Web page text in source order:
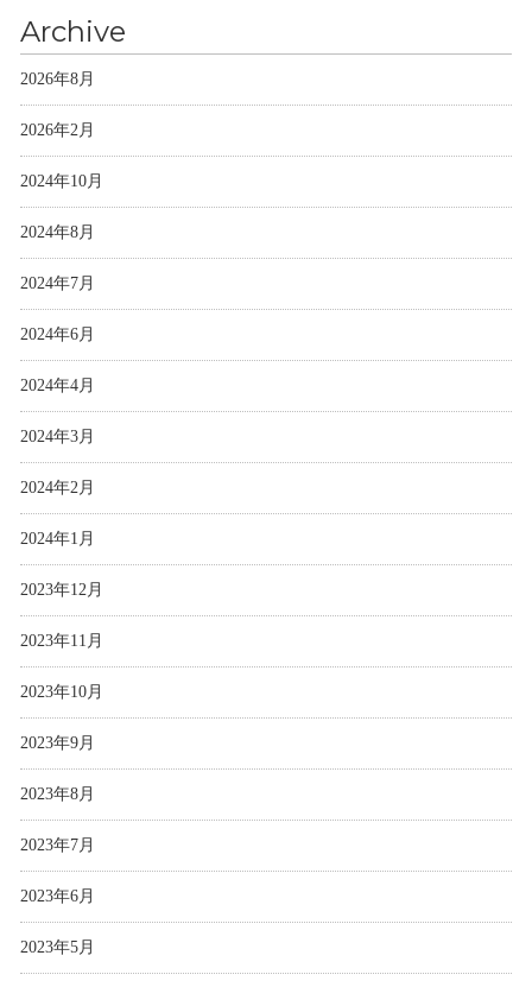
Archive
2026年8月
2026年2月
2024年10月
2024年8月
2024年7月
2024年6月
2024年4月
2024年3月
2024年2月
2024年1月
2023年12月
2023年11月
2023年10月
2023年9月
2023年8月
2023年7月
2023年6月
2023年5月